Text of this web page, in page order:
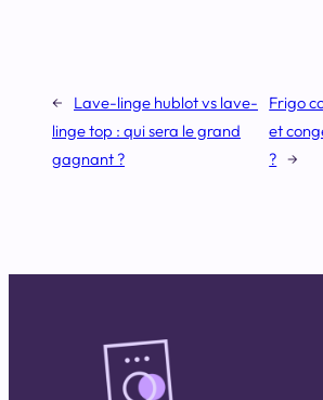
←
Lave-linge hublot vs lave-
linge top : qui sera le grand
gagnant ?
Frigo
et
? →